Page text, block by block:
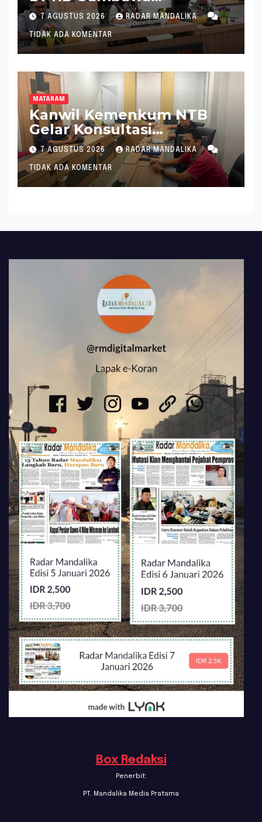
Mantapkan Rencana
Pembentukan 8 Raperda
Inisiatif
7 AGUSTUS 2026 RADAR MANDALIKA
TIDAK ADA KOMENTAR
MATARAM
Kanwil Kemenkum NTB
Gelar Konsultasi
Penghitungan Kebutuhan
Formasi JF Perancang
Peraturan Perundang-
undangan
7 AGUSTUS 2026 RADAR MANDALIKA
TIDAK ADA KOMENTAR
Box Redaksi
Penerbit:
PT. Mandalika Media Pratama